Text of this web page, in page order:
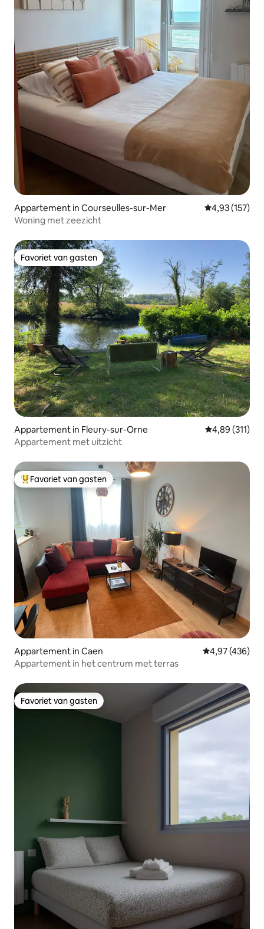
Appartement in Courseulles-sur-Mer Gemiddelde
4,93 (157)
Woning met zeezicht
Favoriet van gasten
Favoriet van gasten
Appartement in Fleury-sur-Orne Gemiddelde
4,89 (311)
Appartement met uitzicht
Topfavoriet van gasten
Favoriet van gasten
Appartement in Caen Gemiddelde
4,97 (436)
Appartement in het centrum met terras
Favoriet van gasten
Favoriet van gasten